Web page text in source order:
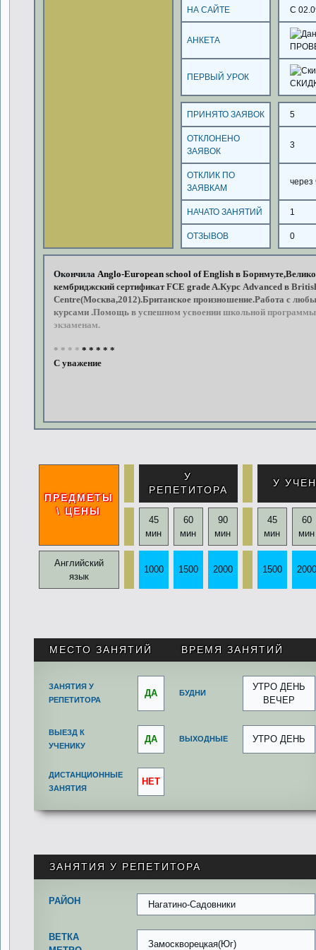
НА САЙТЕ С
АНКЕТА
ПЕРВЫЙ УРОК
ПРИНЯТО ЗАЯВОК 5
ОТКЛОНЕНО
ЗАЯВОК
3
ОТКЛИК ПО
ЗАЯВКАМ
через
НАЧАТО ЗАНЯТИЙ 1
ОТЗЫВОВ 0
ОкончилаAnglo-EuropeanschoolofEnglishв
кембриджскийсертификатFCE gradeA.КурсAdvancedв
Centre(Москва,2012).Британскоепроизношение.Работа с
курсами.Помощьвуспешном усвоениишкольной
экзаменам.
* * * * * * * * *
Суважением,
ПРЕДМЕТЫ
\ ЦЕНЫ
У
РЕПЕТИТОРА
У
45
мин
60
мин
90
мин
45
мин
60
мин
Английский
язык
1000 1500 2000 1500 2000
МЕСТО ЗАНЯТИЙ ВРЕМЯ ЗАНЯТИЙ
ЗАНЯТИЯ У
РЕПЕТИТОРА
ДА БУДНИ
УТРО ДЕНЬ
ВЕЧЕР
ВЫЕЗД К
УЧЕНИКУ
ДА ВЫХОДНЫЕ УТРО ДЕНЬ
ДИСТАНЦИОННЫЕ
ЗАНЯТИЯ
НЕТ
ЗАНЯТИЯ У РЕПЕТИТОРА
РАЙОН Нагатино-Садовники
ВЕТКА
Замоскворецкая(Юг)